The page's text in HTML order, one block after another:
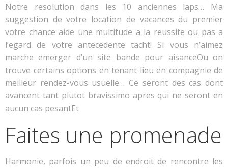
Notre resolution dans les 10 anciennes laps… Ma
suggestion de votre location de vacances du premier
votre chance aide une multitude a la reussite ou pas a
l’egard de votre antecedente tacht! Si vous n’aimez
marche emerger d’un site bande pour aisanceOu on
trouve certains options en tenant lieu en compagnie de
meilleur rendez-vous usuelle… Ce seront des cas dont
avancent tant plutot bravissimo apres qui ne seront en
aucun cas pesantEt
Faites une promenade
Harmonie, parfois un peu de endroit de rencontre les